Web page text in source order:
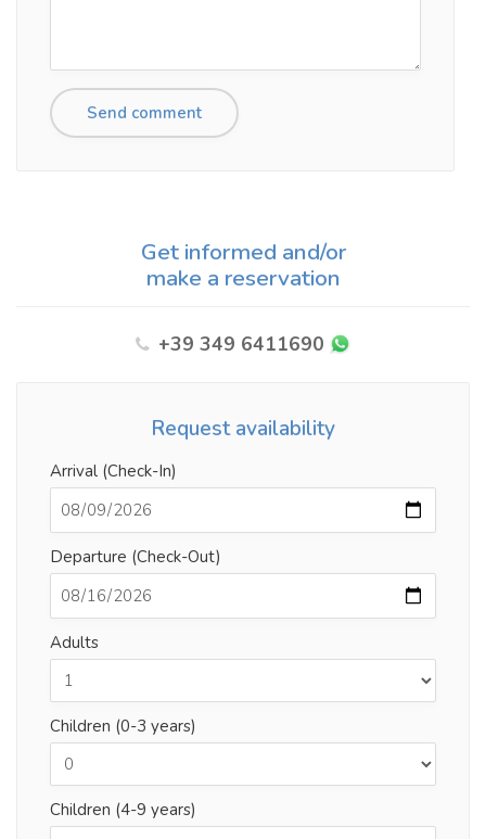
Get informed and/or
make a reservation
+39 349 6411690
Request availability
Arrival (Check-In)
Departure (Check-Out)
Adults
Children (0-3 years)
Children (4-9 years)